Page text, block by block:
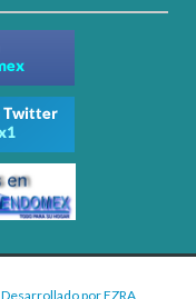
Desarrollado por EZRA